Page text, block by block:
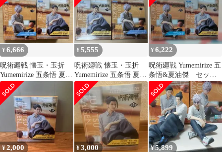
¥6,666
呪術廻戦 懐玉・玉折
Yumemirize 五条悟 夏油
傑 2点セット
¥5,555
呪術廻戦 懐玉・玉折
Yumemirize 五条悟 夏油
傑 フィギュア
¥6,222
呪術廻戦 Yumemirize 五
条悟&夏油傑 セット
売り
¥2,000 ¥3,000 ¥5,899